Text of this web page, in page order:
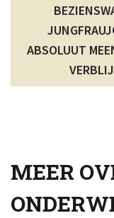
ABSOLUUT
MEER